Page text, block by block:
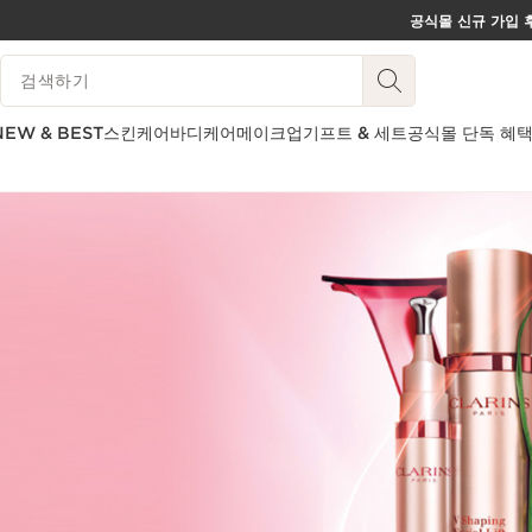
컨텐츠로 이동하기
하단으로 이동
공식몰 신규 가입
범례 검색하기
& BEST스킨케어바디케어메이크업기프트 & 세트공식몰 단독 혜택